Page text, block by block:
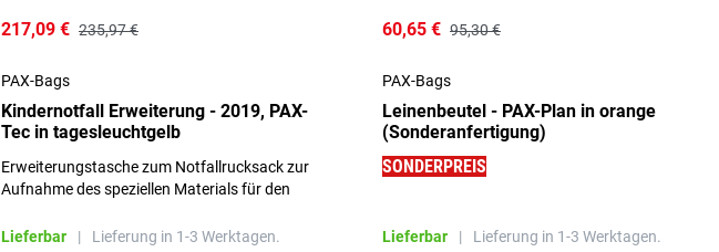
217,09 € 235,97 €
PAX-Bags
Kindernotfall Erweiterung - 2019, PAX-
Tec in tagesleuchtgelb
Erweiterungstasche zum Notfallrucksack zur
Aufnahme des speziellen Materials für den
Lieferbar
| Lieferung in 1-3 Werktagen.
60,65 € 95,30 €
PAX-Bags
Leinenbeutel - PAX-Plan in orange
(Sonderanfertigung)
SONDERPREIS
Lieferbar | Lieferung in 1-3 Werktagen.